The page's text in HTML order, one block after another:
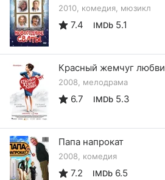
2010, комедия, мюзикл
7.4 IMDb 5.1
Красный жемчуг любви
2008, мелодрама
6.7 IMDb 5.3
Папа напрокат
2008, комедия
7.2 IMDb 6.5